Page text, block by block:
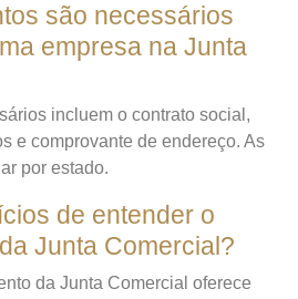
são necessários
empresa na Junta
incluem o contrato social,
e comprovante de endereço. As
por estado.
de entender o
Junta Comercial?
da Junta Comercial oferece